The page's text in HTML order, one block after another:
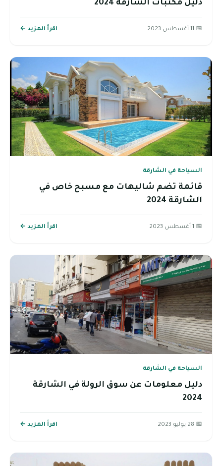
دليل مكتبات الشارقة 2024
📅 11 أغسطس 2023 اقرأ المزيد ←
السياحة في الشارقة
قائمة تضم شاليهات مع مسبح خاص في
الشارقة 2024
📅 1 أغسطس 2023 اقرأ المزيد ←
السياحة في الشارقة
دليل معلومات عن سوق الرولة في الشارقة
2024
📅 28 يوليو 2023 اقرأ المزيد ←